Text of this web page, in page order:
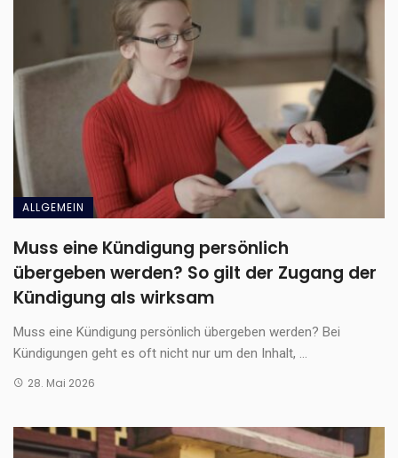
ALLGEMEIN
Muss eine Kündigung persönlich
übergeben werden? So gilt der Zugang der
Kündigung als wirksam
Muss eine Kündigung persönlich übergeben werden? Bei
Kündigungen geht es oft nicht nur um den Inhalt, ...
28. Mai 2026